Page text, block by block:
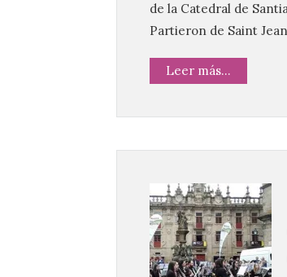
de la Catedral de
Partieron de Saint
Leer más...